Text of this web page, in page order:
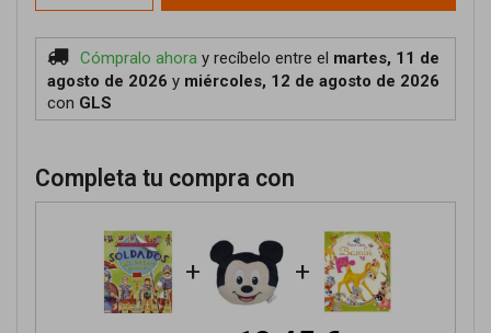
Cómpralo ahora y recíbelo entre el martes, 11 de
agosto de 2026 y miércoles, 12 de agosto de 2026
con GLS
Completa tu compra con
+ +